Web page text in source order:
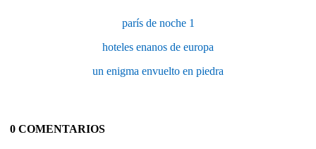
parís de noche 1
hoteles enanos de europa
un enigma envuelto en piedra
0 COMENTARIOS